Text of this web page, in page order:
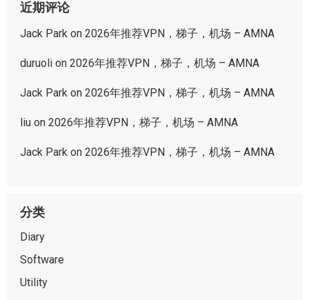
近期评论
Jack Parkon 2026年推荐VPN，梯子，机场 – AMNA
duruolion 2026年推荐VPN，梯子，机场 – AMNA
Jack Parkon 2026年推荐VPN，梯子，机场 – AMNA
liuon 2026年推荐VPN，梯子，机场 – AMNA
Jack Parkon 2026年推荐VPN，梯子，机场 – AMNA
分类
Diary
Software
Utility